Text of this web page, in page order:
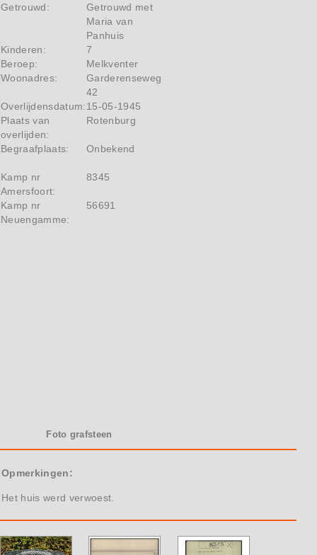
Getrouwd:
Getrouwd met
Maria van
Panhuis
Kinderen:
7
Beroep:
Melkventer
Woonadres:
Garderenseweg
42
Overlijdensdatum:15-05-1945
Plaats van
overlijden:
Rotenburg
Begraafplaats: Onbekend
Kamp nr
Amersfoort:
8345
Kamp nr
Neuengamme:
56691
Foto grafsteen
Opmerkingen:
Het huis werd verwoest.